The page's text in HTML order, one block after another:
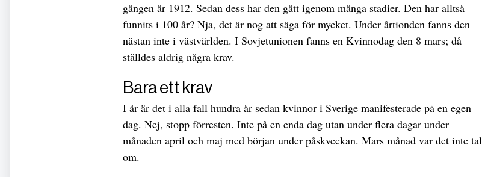
gången år 1912. Sedan dess har den gått igenom många stadier. Den har alltså
funnits i 100 år? Nja, det är nog att säga för mycket. Under årtionden fanns den
nästan inte i västvärlden. I Sovjetunionen fanns en Kvinnodag den 8 mars; då
ställdes aldrig några krav.
Bara ett krav
I år är det i alla fall hundra år sedan kvinnor i Sverige manifesterade på en egen
dag. Nej, stopp förresten. Inte på en enda dag utan under flera dagar under
månaden april och maj med början under påskveckan. Mars månad var det inte tal
om.